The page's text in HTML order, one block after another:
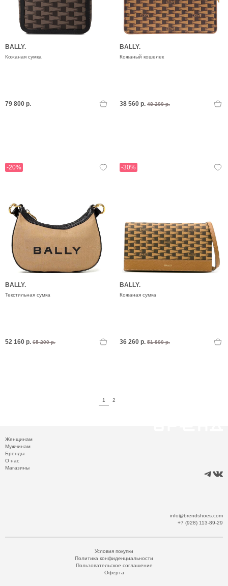
BALLY.
Кожаная сумка
79 800 р.
BALLY.
Кожаный кошелек
38 560 р. 48 200 р.
-20%
BALLY.
Текстильная сумка
52 160 р. 65 200 р.
-30%
BALLY.
Кожаная сумка
36 260 р. 51 800 р.
1 2
Женщинам
Мужчинам
Бренды
О нас
Магазины
info@brendshoes.com
+7 (928) 113-89-29
Условия покупки
Политика конфиденциальности
Пользовательское соглашение
Оферта